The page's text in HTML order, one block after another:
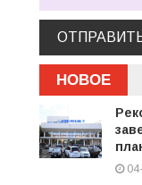
НОВОЕ
04-